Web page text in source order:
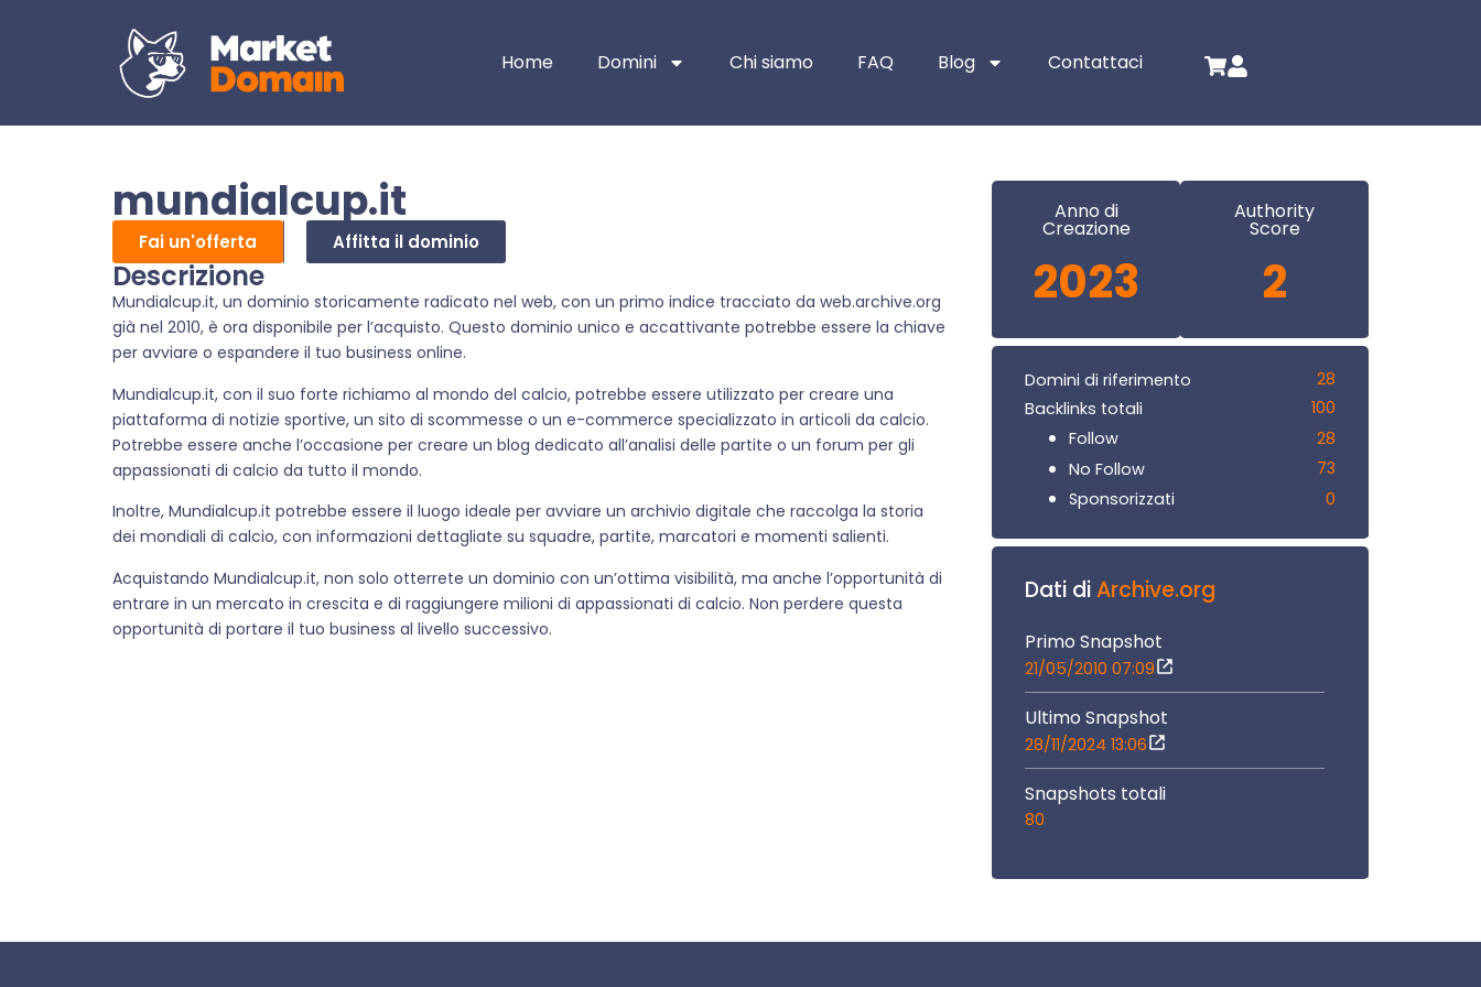
Home Domini Chi siamo FAQ Blog Contattaci
mundialcup.it
Fai un'offerta Affitta il dominio
Descrizione
Mundialcup.it, un dominio storicamente radicato nel web, con un primo indice tracciato da web.archive.org
già nel 2010, è ora disponibile per l’acquisto. Questo dominio unico e accattivante potrebbe essere la chiave
per avviare o espandere il tuo business online.
Mundialcup.it, con il suo forte richiamo al mondo del calcio, potrebbe essere utilizzato per creare una
piattaforma di notizie sportive, un sito di scommesse o un e-commerce specializzato in articoli da calcio.
Potrebbe essere anche l’occasione per creare un blog dedicato all’analisi delle partite o un forum per gli
appassionati di calcio da tutto il mondo.
Inoltre, Mundialcup.it potrebbe essere il luogo ideale per avviare un archivio digitale che raccolga la storia
dei mondiali di calcio, con informazioni dettagliate su squadre, partite, marcatori e momenti salienti.
Acquistando Mundialcup.it, non solo otterrete un dominio con un’ottima visibilità, ma anche l’opportunità di
entrare in un mercato in crescita e di raggiungere milioni di appassionati di calcio. Non perdere questa
opportunità di portare il tuo business al livello successivo.
Anno di
Creazione
2023
Authority
Score
2
Domini di riferimento
28
Backlinks totali
100
Follow
28
No Follow
73
Sponsorizzati
0
Dati diArchive.org
Primo Snapshot
21/05/2010 07:09
Ultimo Snapshot
28/11/2024 13:06
Snapshots totali
80